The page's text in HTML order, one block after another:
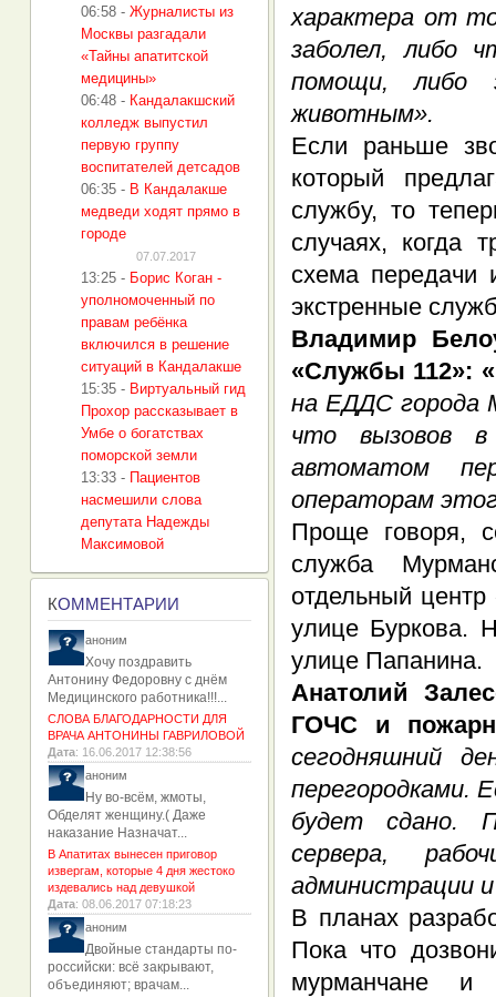
характера от
заболел, либо
помощи, либо
животным».
Если раньше
который
службу, то
случаях, когда
схема передачи
экстренные
Владимир
«Службы 112»: «
на ЕДДС города
что вызовов
автоматом
операторам
Проще говоря,
служба
отдельный
улице Буркова.
улице Папанина.
Анатолий
ГОЧС и
сегодняшний
перегородками.
будет сдано.
сервера,
администрации
В планах
Пока что
мурманчане
06:58 - Журналисты из
Москвы разгадали
«Тайны апатитской
медицины»
06:48 - Кандалакшский
колледж выпустил
первую группу
воспитателей детсадов
06:35 - В Кандалакше
медведи ходят прямо в
городе
07.07.2017
13:25 - Борис Коган -
уполномоченный по
правам ребёнка
включился в решение
ситуаций в Кандалакше
15:35 - Виртуальный гид
Прохор рассказывает в
Умбе о богатствах
поморской земли
13:33 - Пациентов
насмешили слова
депутата Надежды
Максимовой
КОММЕНТАРИИ
аноним
Хочу поздравить
Антонину Федоровну с днём
Медицинского работника!!!...
СЛОВА БЛАГОДАРНОСТИ ДЛЯ
ВРАЧА АНТОНИНЫ ГАВРИЛОВОЙ
Дата: 16.06.2017 12:38:56
аноним
Ну во-всём, жмоты,
Обделят женщину.( Даже
наказание Назначат...
В Апатитах вынесен приговор
извергам, которые 4 дня жестоко
издевались над девушкой
Дата: 08.06.2017 07:18:23
аноним
Двойные стандарты по-
российски: всё закрывают,
объединяют; врачам...